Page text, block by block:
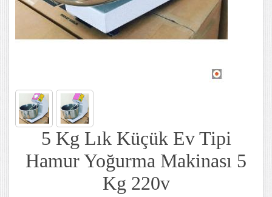
5 Kg Lık Küçük Ev Tipi
Hamur Yoğurma Makinası 5
Kg 220v